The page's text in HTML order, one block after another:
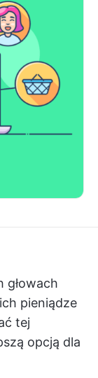
głowach
pieniądze
tej
opcją dla